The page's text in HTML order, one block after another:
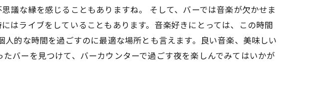
議な縁を感じることもありますね。 そして、バーでは音楽が欠かせま
はライブをしていることもあります。音楽好きにとっては、この時間
的な時間を過ごすのに最適な場所とも言えます。良い音楽、美味しい
バーを見つけて、バーカウンターで過ごす夜を楽しんでみてはいかが